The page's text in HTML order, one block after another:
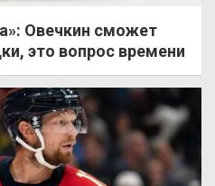
Овечкин сможет
это вопрос времени